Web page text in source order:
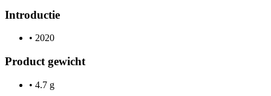
Introductie
• 2020
Product gewicht
• 4.7 g